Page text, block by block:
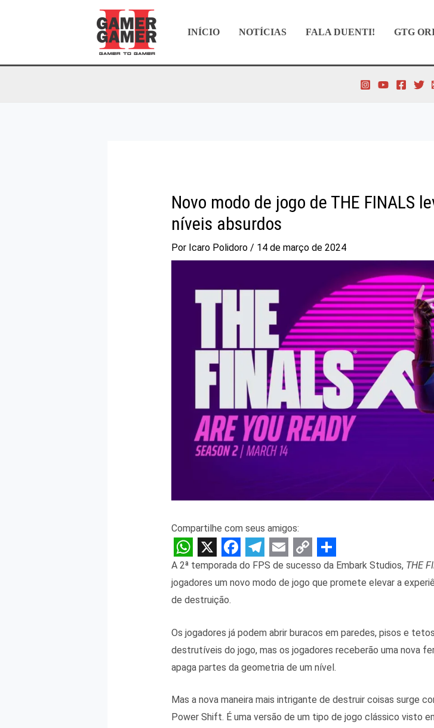
INÍCIO NOTÍCIAS FALA DUENTI! GTG
Novo modo de jogo de THE FINALS
níveis absurdos
Por Icaro Polidoro / 14 de março de 2024
Compartilhe com seus amigos:
W
h
a
t
s
A
p
X F
a
c
e
b
o
k
T
e
e
g
r
m
E
m
l
C
o
L
i
k
S
h
e
A 2ª temporada do FPS de sucesso da Embark Studios, THE
jogadores um novo modo de jogo que promete elevar a
de destruição.
Os jogadores já podem abrir buracos em paredes, pisos e
destrutíveis do jogo, mas os jogadores receberão uma nova
apaga partes da geometria de um nível.
Mas a nova maneira mais intrigante de destruir coisas surge
Power Shift. É uma versão de um tipo de jogo clássico visto